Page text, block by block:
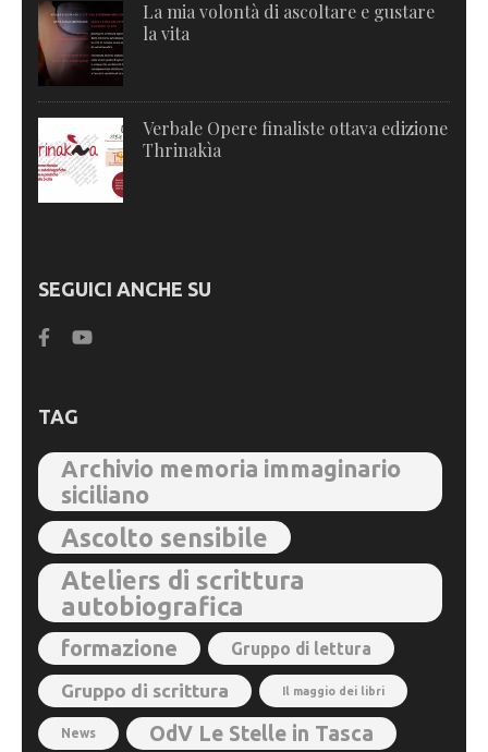
La mia volontà di ascoltare e gustare
la vita
Verbale Opere finaliste ottava edizione
Thrinakìa
SEGUICI ANCHE SU
TAG
Archivio memoria immaginario
siciliano
Ascolto sensibile
Ateliers di scrittura
autobiografica
formazione Gruppo di lettura
Gruppo di scrittura Il maggio dei libri
News OdV Le Stelle in Tasca